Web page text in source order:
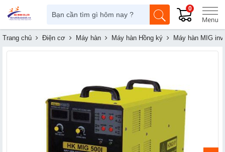
0
Trang chủ Điện cơ Máy hàn Máy hàn Hồng ký Máy hàn MIG